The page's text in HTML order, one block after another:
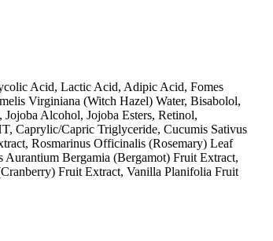
Acid, Lactic Acid, Adipic Acid, Fomes
Virginiana (Witch Hazel) Water, Bisabolol,
Alcohol, Jojoba Esters, Retinol,
Caprylic/Capric Triglyceride, Cucumis Sativus
Rosmarinus Officinalis (Rosemary) Leaf
Bergamia (Bergamot) Fruit Extract,
Fruit Extract, Vanilla Planifolia Fruit